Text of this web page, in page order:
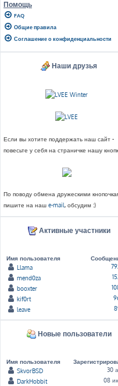
Помощь
FAQ
Общие правила
Соглашение о конфиденциальности
Наши друзья
Если вы хотите поддержать наш сайт -
повесьте у себя на страничке нашу
По поводу обмена дружескими
пишите на наш e-mail, обсудим :)
Активные участники
Имя пользователя
Llama
mend0za
booxter
kif0rt
leave
Новые пользователи
Имя пользователя
SkvorBSD
30
DarkHobbit
08